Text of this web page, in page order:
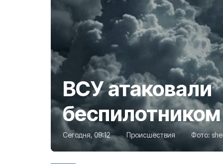
ВСУ атаковали
Сегодня, 09:12 Происшествия Фото: